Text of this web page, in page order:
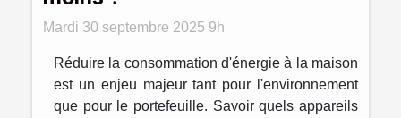
Mardi 30 septembre 2025 9h
Réduire la consommation d'énergie à la maison
est un enjeu majeur tant pour l'environnement
que pour le portefeuille. Savoir quels appareils